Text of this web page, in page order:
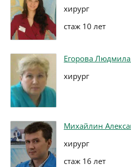
хирург
стаж 10 лет
Егорова
хирург
Михайлин
хирург
стаж 16 лет